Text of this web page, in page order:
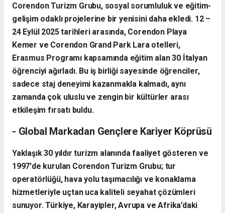
Corendon Turizm Grubu, sosyal sorumluluk ve eğitim-
gelişim odaklı projelerine bir yenisini daha ekledi. 12 –
24 Eylül 2025 tarihleri arasında, Corendon Playa
Kemer ve Corendon Grand Park Lara otelleri,
Erasmus Programı kapsamında eğitim alan 30 İtalyan
öğrenciyi ağırladı. Bu iş birliği sayesinde öğrenciler,
sadece staj deneyimi kazanmakla kalmadı, aynı
zamanda çok uluslu ve zengin bir kültürler arası
etkileşim fırsatı buldu.
- Global Markadan Gençlere Kariyer Köprüsü
Yaklaşık 30 yıldır turizm alanında faaliyet gösteren ve
1997'de kurulan Corendon Turizm Grubu; tur
operatörlüğü, hava yolu taşımacılığı ve konaklama
hizmetleriyle uçtan uca kaliteli seyahat çözümleri
sunuyor. Türkiye, Karayipler, Avrupa ve Afrika’daki